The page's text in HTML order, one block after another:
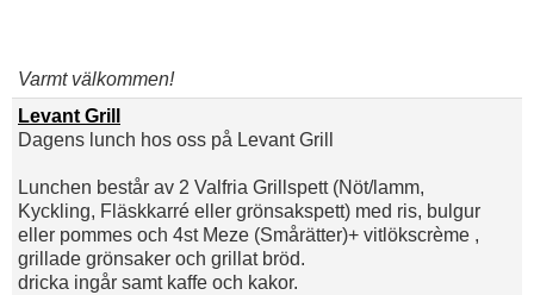
Varmt välkommen!
Levant Grill
Dagens lunch hos oss på Levant Grill
Lunchen består av 2 Valfria Grillspett (Nöt/lamm,
Kyckling, Fläskkarré eller grönsakspett) med ris, bulgur
eller pommes och 4st Meze (Smårätter)+ vitlökscrème ,
grillade grönsaker och grillat bröd.
dricka ingår samt kaffe och kakor.